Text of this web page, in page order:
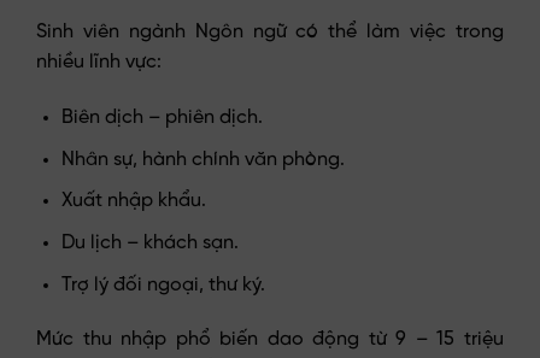
Sinh viên ngành Ngôn ngữ có thể làm việc trong
nhiều lĩnh vực:
Biên dịch – phiên dịch.
Nhân sự, hành chính văn phòng.
Xuất nhập khẩu.
Du lịch – khách sạn.
Trợ lý đối ngoại, thư ký.
Mức thu nhập phổ biến dao động từ 9 – 15 triệu